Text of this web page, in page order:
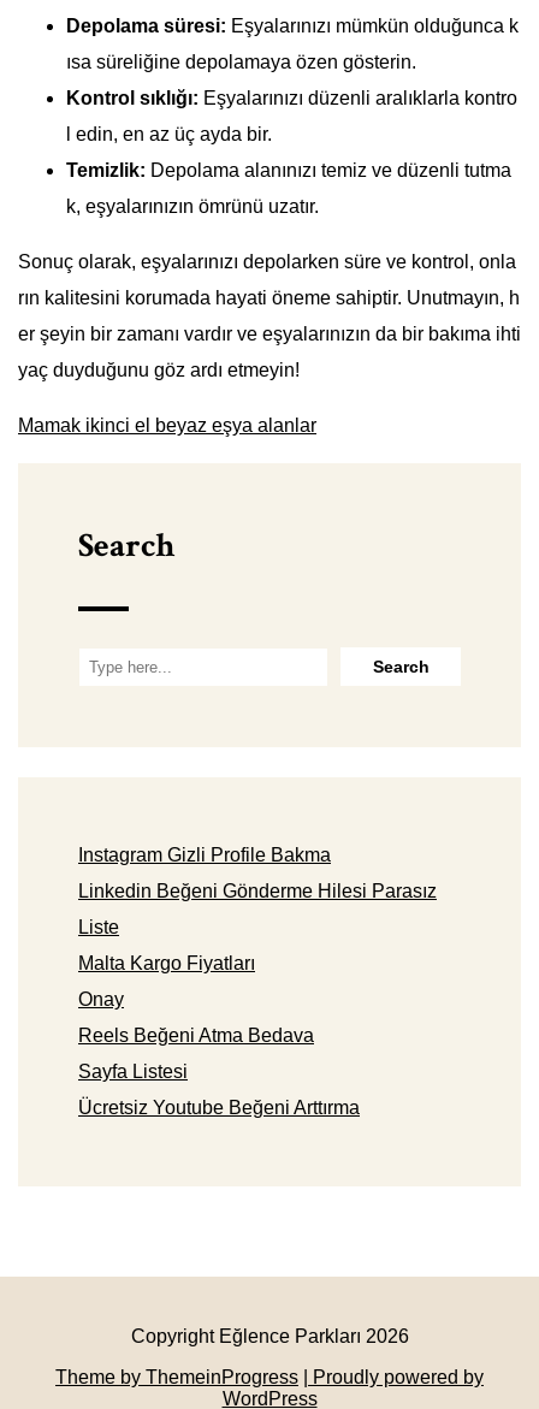
Depolama süresi: Eşyalarınızı mümkün olduğunca k
ısa süreliğine depolamaya özen gösterin.
Kontrol sıklığı: Eşyalarınızı düzenli aralıklarla kontro
l edin, en az üç ayda bir.
Temizlik: Depolama alanınızı temiz ve düzenli tutma
k, eşyalarınızın ömrünü uzatır.
Sonuç olarak, eşyalarınızı depolarken süre ve kontrol, onla
rın kalitesini korumada hayati öneme sahiptir. Unutmayın, h
er şeyin bir zamanı vardır ve eşyalarınızın da bir bakıma ihti
yaç duyduğunu göz ardı etmeyin!
Mamak ikinci el beyaz eşya alanlar
Search
Instagram Gizli Profile Bakma
Linkedin Beğeni Gönderme Hilesi Parasız
Liste
Malta Kargo Fiyatları
Onay
Reels Beğeni Atma Bedava
Sayfa Listesi
Ücretsiz Youtube Beğeni Arttırma
Copyright Eğlence Parkları 2026
Theme by ThemeinProgress
| Proudly powered by
WordPress